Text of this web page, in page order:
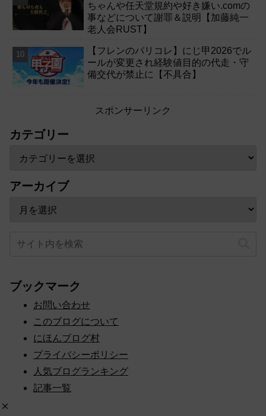
ちゃんや任天堂規約や好き嫌い.comの
事などについて謝罪＆説明【加藤純一
老人会RUST】
【フレンのパリコレ】にじ甲2026でル
ールが変更され経験値目的の代走・守
備交代が禁止に【不具合】
スポンサーリンク
カテゴリー
アーカイブ